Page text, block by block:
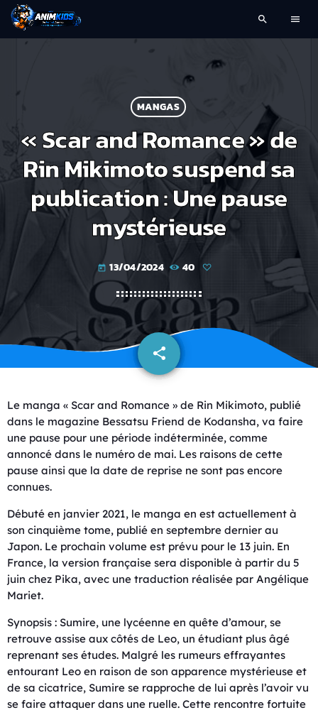
search menu
MANGAS
« Scar and Romance » de
Rin Mikimoto suspend sa
publication : Une pause
mystérieuse
today 13/04/2024 40
share
email
Le manga « Scar and Romance » de Rin Mikimoto, publié
dans le magazine Bessatsu Friend de Kodansha, va faire
une pause pour une période indéterminée, comme
annoncé dans le numéro de mai. Les raisons de cette
pause ainsi que la date de reprise ne sont pas encore
connues.
Débuté en janvier 2021, le manga en est actuellement à
son cinquième tome, publié en septembre dernier au
Japon. Le prochain volume est prévu pour le 13 juin. En
France, la version française sera disponible à partir du 5
juin chez Pika, avec une traduction réalisée par Angélique
Mariet.
Synopsis : Sumire, une lycéenne en quête d’amour, se
retrouve assise aux côtés de Leo, un étudiant plus âgé
reprenant ses études. Malgré les rumeurs effrayantes
entourant Leo en raison de son apparence mystérieuse et
de sa cicatrice, Sumire se rapproche de lui après l’avoir vu
se faire attaquer dans une ruelle. Cette rencontre fortuite